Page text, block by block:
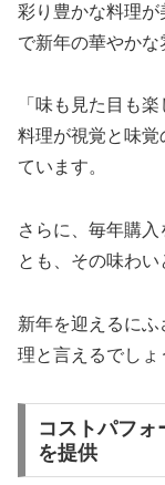
彩り豊かな料理
で新年の華やかな
「味も見た目も
料理が視覚と味覚
ています。
さらに、毎年購
とも、その味わい
新年を迎えるに
理と言えるでしょ
コストパフ
を提供